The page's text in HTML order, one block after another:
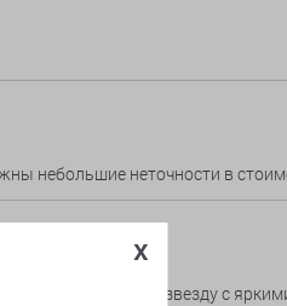
небольшие неточности в
заказу, или звезду с
x